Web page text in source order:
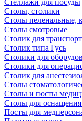
Стеллажи для посуды
Столы, столики
Столы пеленальные,
Столы смотровые
Столик для
Столик типа Гусь
Столики для
Столики для
Столик для
Столы
Столы и посты
Столы для оснащения
Посты для